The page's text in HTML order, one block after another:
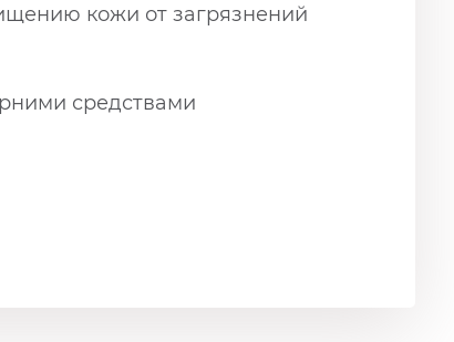
кожи от загрязнений
средствами